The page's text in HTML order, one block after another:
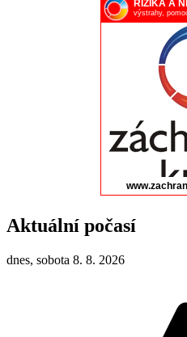
Aktuální počasí
dnes, sobota 8. 8. 2026